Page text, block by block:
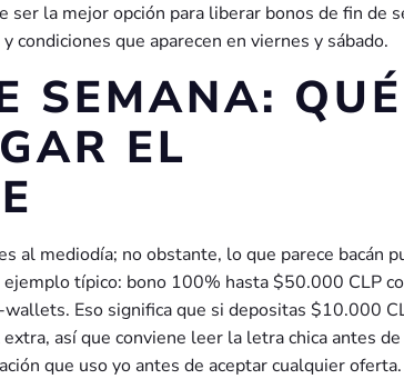
la mejor opción para liberar bonos de fin de
condiciones que aparecen en viernes y sábado.
SEMANA: QUÉ
EL
al mediodía; no obstante, lo que parece bacán
típico: bono 100% hasta $50.000 CLP
Eso significa que si depositas $10.000
así que conviene leer la letra chica antes de
que uso yo antes de aceptar cualquier oferta.